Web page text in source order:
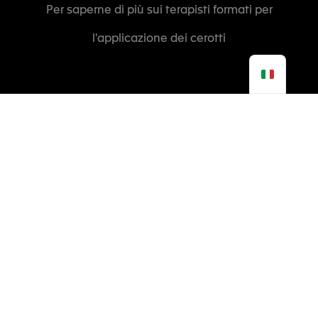
Per saperne di più sui terapisti formati per
l'applicazione dei cerotti